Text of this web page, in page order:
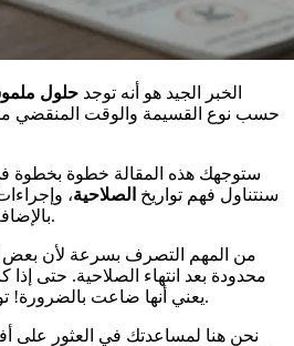
الخبر الجيد هو أنه توجد حلول
حسب نوع القسيمة والوقت المنقضي منذ
ستوجهك هذه المقالة خطوة بخطوة
سنتناول فهم تواريخ الصلاحية،
أو CSE، بالإضافة إلى طرق التمديد.
من المهم التصرف بسرعة لأن بعض
محدودة بعد انتهاء الصلاحية. حتى إذا
يعني أنها ضاعت بالضرورة! توجد حلول مناسبة لكل حالة.
نحن هنا لمساعدتك في العثور على